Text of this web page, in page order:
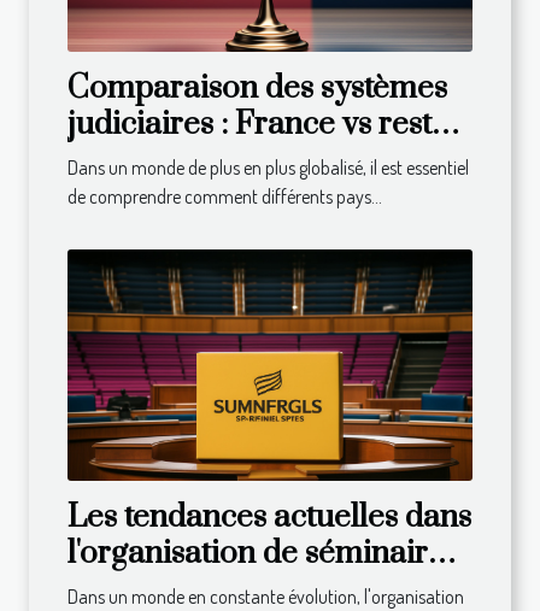
Comparaison des systèmes
judiciaires : France vs reste
du monde
Dans un monde de plus en plus globalisé, il est essentiel
de comprendre comment différents pays...
Les tendances actuelles dans
l'organisation de séminaires
et congrès
Dans un monde en constante évolution, l'organisation